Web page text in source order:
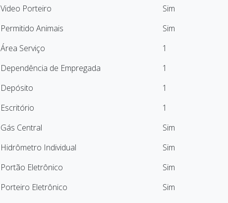
Video Porteiro
Sim
Permitido Animais
Sim
Área Serviço
1
Dependência de Empregada
1
Depósito
1
Escritório
1
Gás Central
Sim
Hidrômetro Individual
Sim
Portão Eletrônico
Sim
Porteiro Eletrônico
Sim